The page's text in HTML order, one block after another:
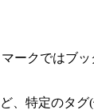
ークではブ
、特定のタ